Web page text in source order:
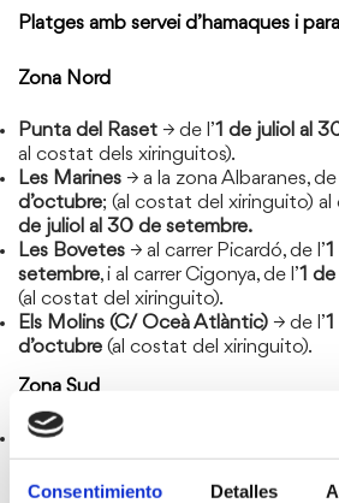
Consentimiento Detalles
Platges amb servei d’hamaques i
Zona Nord
Punta del Raset → de l’1 de juliol al
al costat dels xiringuitos).
Les Marines → a la zona Albaranes, de
d’octubre; (al costat del xiringuito) al
de juliol al 30 de setembre.
Les Bovetes → al carrer Picardó, de l’
setembre, i al carrer Cigonya, de l’1
(al costat del xiringuito).
Els Molins (C/ Oceà Atlàntic) → de l’
d’octubre (al costat del xiringuito).
Zona Sud
Marineta Cassiana 1 de maig
costat del xiringuito).